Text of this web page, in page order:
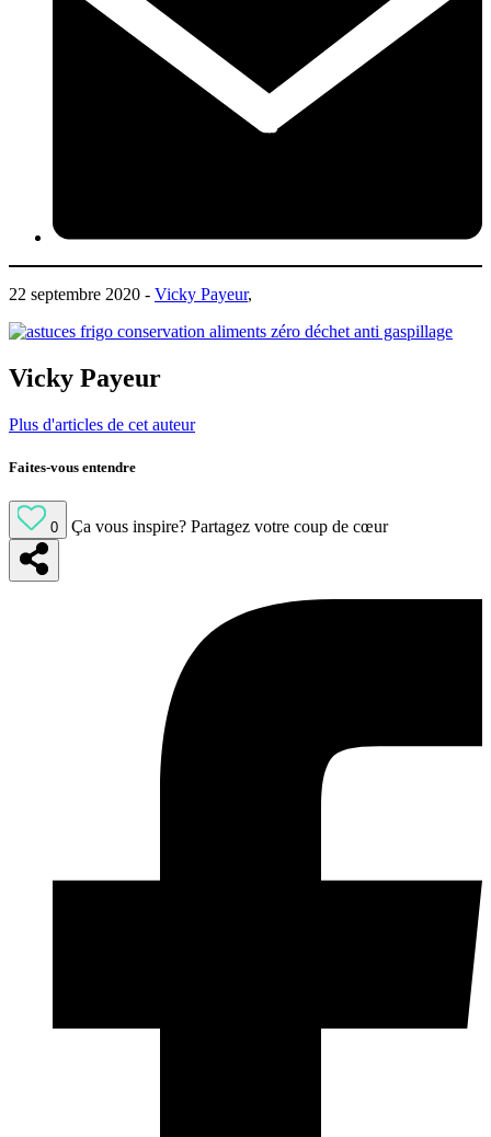
22 septembre 2020 - Vicky Payeur,
Vicky Payeur
Plus d'articles de cet auteur
Faites-vous entendre
0 Ça vous inspire? Partagez votre coup de cœur